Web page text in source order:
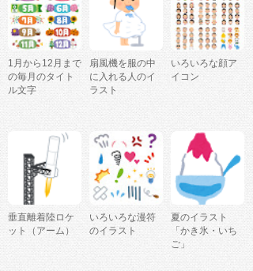
1月から12月まで
の毎月のタイト
ル文字
扇風機を服の中
に入れる人のイ
ラスト
いろいろな顔ア
イコン
垂直離着陸ロケ
ット（アーム）
いろいろな漫符
のイラスト
夏のイラスト
「かき氷・いち
ご」